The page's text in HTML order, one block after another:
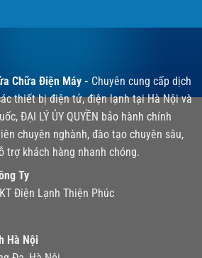
Chữa Điện Máy - Chuyên cung cấp dịch
thiết bị điện tử, điện lạnh tại Hà Nội và
ĐẠI LÝ ỦY QUYỀN bảo hành chính
chuyên nghành, đào tạo chuyên sâu,
trợ khách hàng nhanh chóng.
Ty
Điện Lạnh Thiện Phúc
Hà Nội